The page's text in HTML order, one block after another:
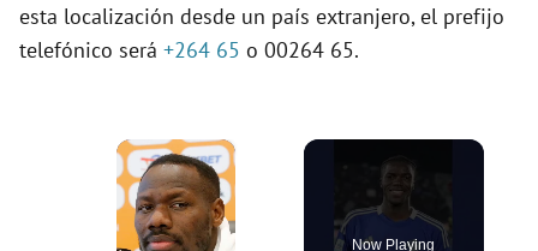
esta localización desde un país extranjero, el prefijo
telefónico será +264 65 o 00264 65.
×
Now Playing